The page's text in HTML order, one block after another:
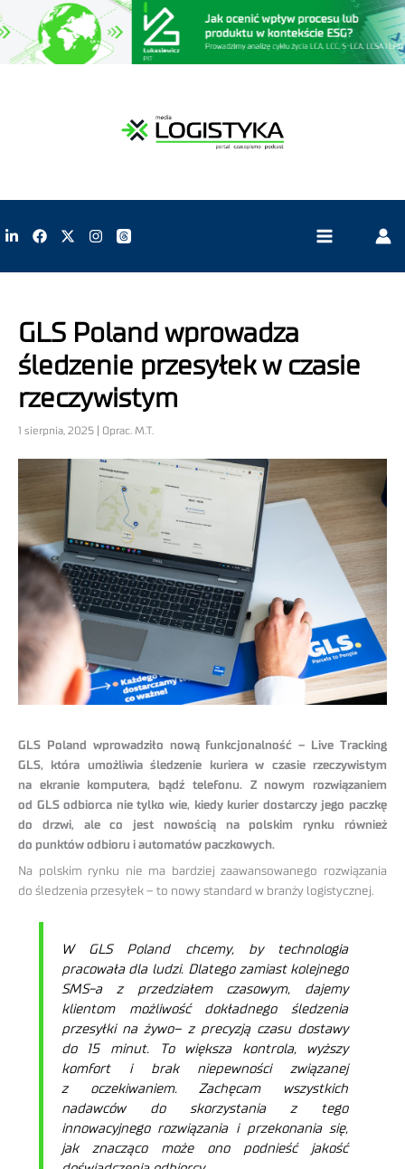
GLS Poland wprowadza
śledzenie przesyłek w czasie
rzeczywistym
1 sierpnia, 2025 | Oprac. M.T.
GLS Poland wprowadziło nową funkcjonalność – Live Tracking
GLS, która umożliwia śledzenie kuriera w czasie rzeczywistym
na ekranie komputera, bądź telefonu. Z nowym rozwiązaniem
od GLS odbiorca nie tylko wie, kiedy kurier dostarczy jego paczkę
do drzwi, ale co jest nowością na polskim rynku również
do punktów odbioru i automatów paczkowych.
Na polskim rynku nie ma bardziej zaawansowanego rozwiązania
do śledzenia przesyłek – to nowy standard w branży logistycznej.
W GLS Poland chcemy, by technologia
pracowała dla ludzi. Dlatego zamiast kolejnego
SMS-a z przedziałem czasowym, dajemy
klientom możliwość dokładnego śledzenia
przesyłki na żywo– z precyzją czasu dostawy
do 15 minut. To większa kontrola, wyższy
komfort i brak niepewności związanej
z oczekiwaniem. Zachęcam wszystkich
nadawców do skorzystania z tego
innowacyjnego rozwiązania i przekonania się,
jak znacząco może ono podnieść jakość